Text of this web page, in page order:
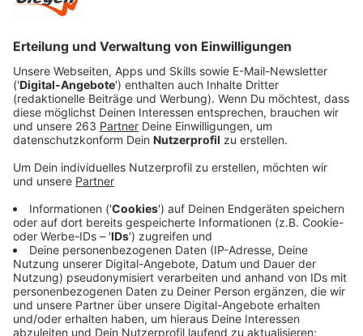
Vollzeit, Teilzeit oder auf Minijob-Basis für die
Assistenz bei zahnärztlichen Behandlungen, Vor-
und Nachbereitung der Behandlungsräume sowie
Betreuung und Beratung. Erwartet werden eine
abgeschlossene, zahnmedizinische Ausbildung,
freundliches, gepflegtes und professionelles
Auftreten, Teamfähigkeit, Zuverlässigkeit und
Verantwortungsbewusstsein.
In Bad Berleburg will ein Arbeitgeber einen
Facharbeiter (m/w/d) für das Tischlerhandwerk
einstellen. Aufgabengebiet: Einbau von Fenstern,
Haustüren, Zimmertüren. Herstellung von
Terrassen, Balkon- oder Sichtschutz aus Holz.
Möbelbau und Reparaturen gehören ebenfalls
zum Aufgabengebiet. Handwerkliches Geschick